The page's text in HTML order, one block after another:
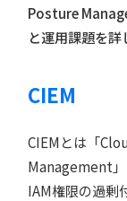
Posture
と運用課題を詳
CIEM
CIEMとは「
Management」
IAM権限の過剰